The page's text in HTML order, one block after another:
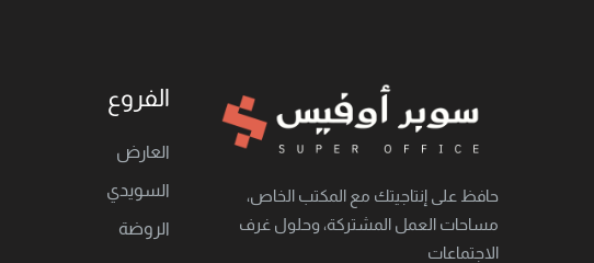
حافظ على إنتاجيتك مع المكتب الخاص،
مساحات العمل المشتركة، وحلول غرف
الاجتماعات
الفروع
العارض
السويدي
الروضة